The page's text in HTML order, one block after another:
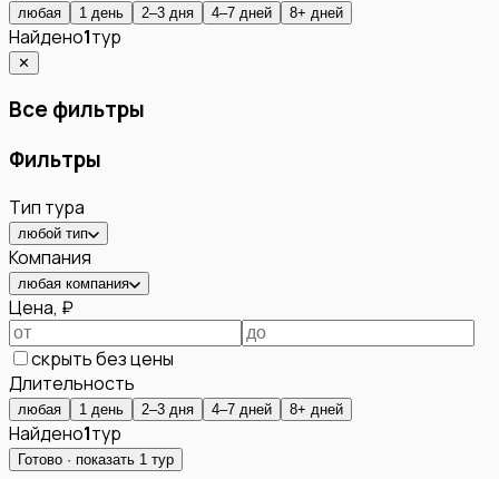
любая 1 день 2–3 дня 4–7 дней 8+ дней
Найдено1тур
✕
Все фильтры
Фильтры
Тип тура
любой тип
Компания
любая компания
Цена, ₽
скрыть без цены
Длительность
любая 1 день 2–3 дня 4–7 дней 8+ дней
Найдено1тур
Готово · показать 1 тур